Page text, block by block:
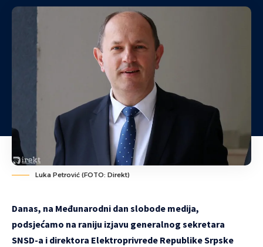
Luka Petrović (FOTO: Direkt)
Danas, na Međunarodni dan slobode medija,
podsjećamo na raniju izjavu generalnog sekretara
SNSD-a i direktora Elektroprivrede Republike Srpske